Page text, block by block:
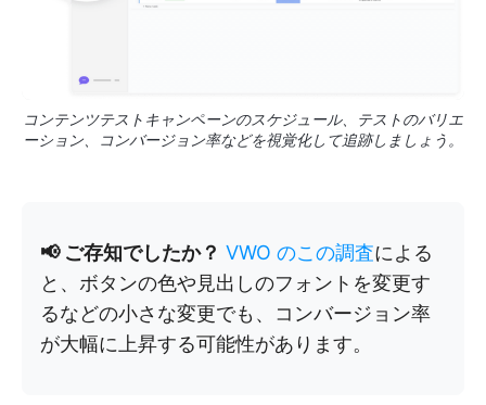
コンテンツテストキャンペーンのスケジュール、テストのバリエ
ーション、コンバージョン率などを視覚化して追跡しましょう。
📢 ご存知でしたか？ VWO のこの調査による
と、ボタンの色や見出しのフォントを変更す
るなどの小さな変更でも、コンバージョン率
が大幅に上昇する可能性があります。